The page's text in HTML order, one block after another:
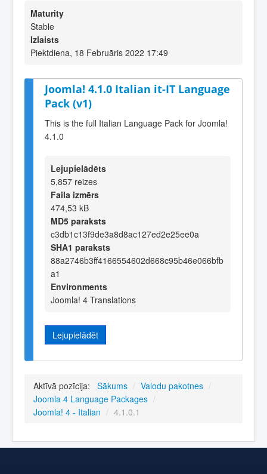
Maturity
Stable
Izlaists
Piektdiena, 18 Februāris 2022 17:49
Joomla! 4.1.0 Italian it-IT Language
Pack (v1)
This is the full Italian Language Pack for Joomla!
4.1.0
Lejupielādēts
5,857 reizes
Faila izmērs
474,53 kB
MD5 paraksts
c3db1c13f9de3a8d8ac127ed2e25ee0a
SHA1 paraksts
88a2746b3ff4166554602d668c95b46e066bfb
a1
Environments
Joomla! 4 Translations
Lejupielādēt
Aktīvā pozīcija: Sākums / Valodu pakotnes /
Joomla 4 Language Packages /
Joomla! 4 - Italian / 4.1.0.1